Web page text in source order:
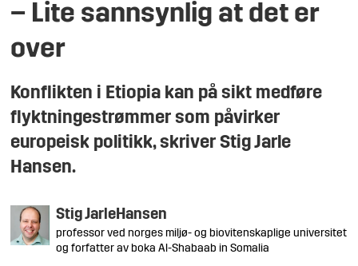
– Lite sannsynlig at det er
over
Konflikten i Etiopia kan på sikt medføre
flyktningestrømmer som påvirker
europeisk politikk, skriver Stig Jarle
Hansen.
Stig JarleHansen
professor ved norges miljø- og biovitenskaplige universitet
og forfatter av boka Al-Shabaab in Somalia